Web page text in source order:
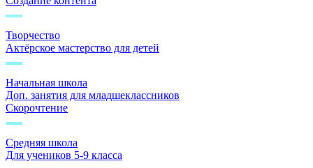
Творчество
Актёрское мастерство для детей
Начальная школа
Доп. занятия для младшеклассников
Скорочтение
Средняя школа
Для учеников 5-9 класса